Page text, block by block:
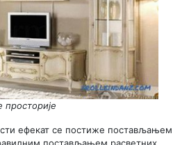
просторије
ефекат се постиже постављањем
постављањем расветних